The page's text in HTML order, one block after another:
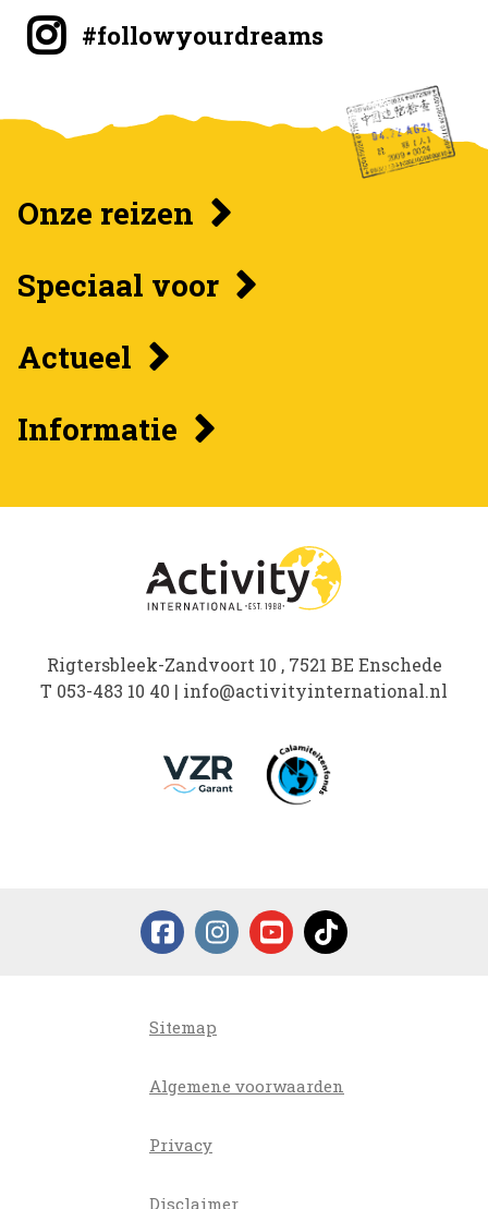
#followyourdreams
Onze reizen
Speciaal voor
Actueel
Informatie
Rigtersbleek-Zandvoort 10 , 7521 BE Enschede
T 053-483 10 40 | info@activityinternational.nl
Sitemap
Algemene voorwaarden
Privacy
Disclaimer